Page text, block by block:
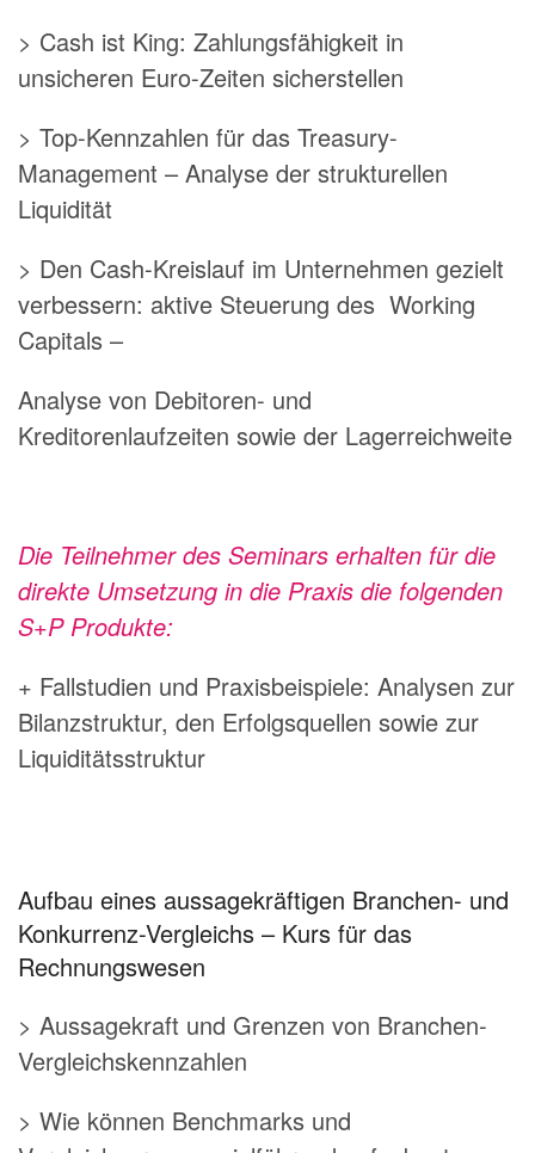
> Cash ist King: Zahlungsfähigkeit in
unsicheren Euro-Zeiten sicherstellen
> Top-Kennzahlen für das Treasury-
Management – Analyse der strukturellen
Liquidität
> Den Cash-Kreislauf im Unternehmen gezielt
verbessern: aktive Steuerung des Working
Capitals –
Analyse von Debitoren- und
Kreditorenlaufzeiten sowie der Lagerreichweite
Die Teilnehmer des Seminars erhalten für die
direkte Umsetzung in die Praxis die folgenden
S+P Produkte:
+ Fallstudien und Praxisbeispiele: Analysen zur
Bilanzstruktur, den Erfolgsquellen sowie zur
Liquiditätsstruktur
Aufbau eines aussagekräftigen Branchen- und
Konkurrenz-Vergleichs – Kurs für das
Rechnungswesen
> Aussagekraft und Grenzen von Branchen-
Vergleichskennzahlen
> Wie können Benchmarks und